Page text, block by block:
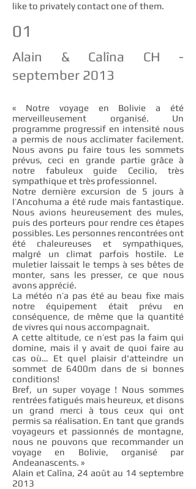
like to privately contact one of them.
01
Alain & Calîna CH -
september 2013
« Notre voyage en Bolivie a été
merveilleusement organisé. Un
programme progressif en intensité nous
a permis de nous acclimater facilement.
Nous avons pu faire tous les sommets
prévus, ceci en grande partie grâce à
notre fabuleux guide Cecilio, très
sympathique et très professionnel.
Notre dernière excursion de 5 jours à
l’Ancohuma a été rude mais fantastique.
Nous avions heureusement des mules,
puis des porteurs pour rendre ces étapes
possibles. Les personnes rencontrées ont
été chaleureuses et sympathiques,
malgré un climat parfois hostile. Le
muletier laissait le temps à ses bêtes de
monter, sans les presser, ce que nous
avons apprécié.
La météo n’a pas été au beau fixe mais
notre équipement était prévu en
conséquence, de même que la quantité
de vivres qui nous accompagnait.
A cette altitude, ce n’est pas la faim qui
domine, mais il y avait de quoi faire au
cas où… Et quel plaisir d'atteindre un
sommet de 6400m dans de si bonnes
conditions!
Bref, un super voyage ! Nous sommes
rentrées fatigués mais heureux, et disons
un grand merci à tous ceux qui ont
permis sa réalisation. En tant que grands
voyageurs et passionnés de montagne,
nous ne pouvons que recommander un
voyage en Bolivie, organisé par
Andeanascents. »
Alain et Calîna, 24 août au 14 septembre
2013